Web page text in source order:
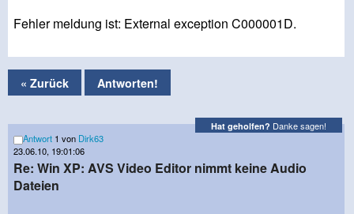
Fehler meldung ist: External exception C000001D.
« Zurück Antworten!
Hat geholfen? Danke sagen!
Antwort 1 von Dirk63
23.06.10, 19:01:06
Re: Win XP: AVS Video Editor nimmt keine Audio
Dateien